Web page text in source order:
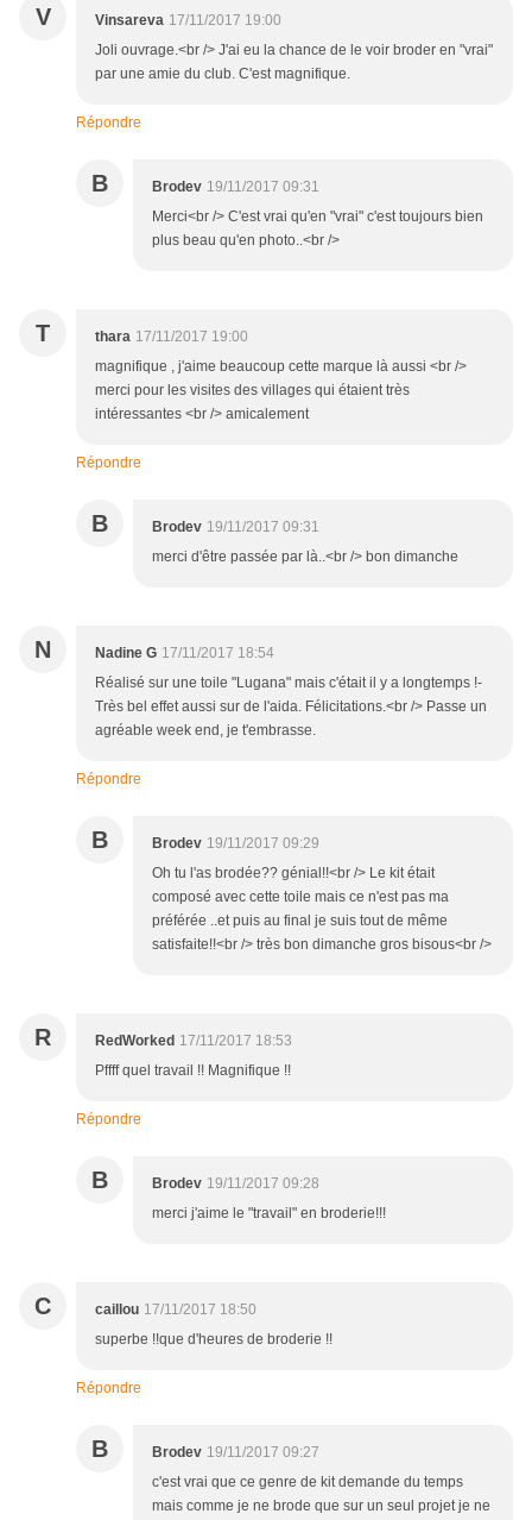
V Vinsareva 17/11/2017 19:00
Joli ouvrage.<br /> J'ai eu la chance de le voir broder en "vrai"
par une amie du club. C'est magnifique.
Répondre
B Brodev 19/11/2017 09:31
Merci<br /> C'est vrai qu'en "vrai" c'est toujours bien
plus beau qu'en photo..<br />
T thara 17/11/2017 19:00
magnifique , j'aime beaucoup cette marque là aussi <br />
merci pour les visites des villages qui étaient très
intéressantes <br /> amicalement
Répondre
B Brodev 19/11/2017 09:31
merci d'être passée par là..<br /> bon dimanche
N Nadine G 17/11/2017 18:54
Réalisé sur une toile "Lugana" mais c'était il y a longtemps !-
Très bel effet aussi sur de l'aida. Félicitations.<br /> Passe un
agréable week end, je t'embrasse.
Répondre
B Brodev 19/11/2017 09:29
Oh tu l'as brodée?? génial!!<br /> Le kit était
composé avec cette toile mais ce n'est pas ma
préférée ..et puis au final je suis tout de même
satisfaite!!<br /> très bon dimanche gros bisous<br />
R RedWorked 17/11/2017 18:53
Pffff quel travail !! Magnifique !!
Répondre
B Brodev 19/11/2017 09:28
merci j'aime le "travail" en broderie!!!
C caillou 17/11/2017 18:50
superbe !!que d'heures de broderie !!
Répondre
B Brodev 19/11/2017 09:27
c'est vrai que ce genre de kit demande du temps
mais comme je ne brode que sur un seul projet je ne